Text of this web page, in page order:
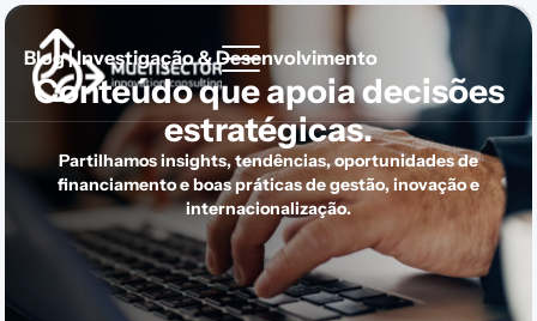
Blog | Investigação & Desenvolvimento
Conteúdo que apoia decisões
estratégicas.
Partilhamos insights, tendências, oportunidades de
financiamento e boas práticas de gestão, inovação e
internacionalização.